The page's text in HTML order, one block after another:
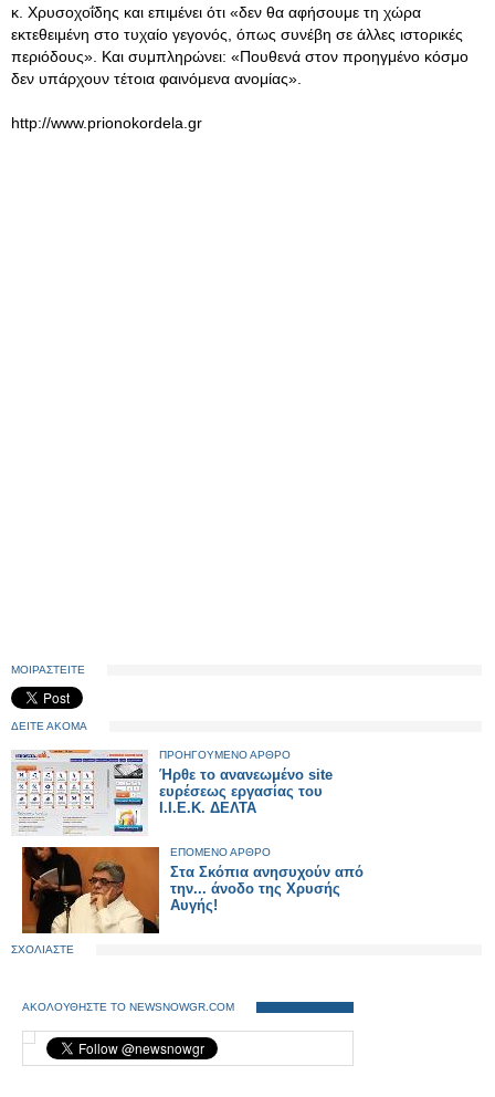
κ. Χρυσοχοΐδης και επιμένει ότι «δεν θα αφήσουμε τη χώρα
εκτεθειμένη στο τυχαίο γεγονός, όπως συνέβη σε άλλες ιστορικές
περιόδους». Και συμπληρώνει: «Πουθενά στον προηγμένο κόσμο
δεν υπάρχουν τέτοια φαινόμενα ανομίας».
http://www.prionokordela.gr
ΜΟΙΡΑΣΤΕΙΤΕ
ΔΕΙΤΕ ΑΚΟΜΑ
ΠΡΟΗΓΟΥΜΕΝΟ ΑΡΘΡΟ
Ήρθε το ανανεωμένο site
ευρέσεως εργασίας του
Ι.Ι.Ε.Κ. ΔΕΛΤΑ
ΕΠΟΜΕΝΟ ΑΡΘΡΟ
Στα Σκόπια ανησυχούν από
την... άνοδο της Χρυσής
Αυγής!
ΣΧΟΛΙΑΣΤΕ
ΑΚΟΛΟΥΘΗΣΤΕ ΤΟ NEWSNOWGR.COM